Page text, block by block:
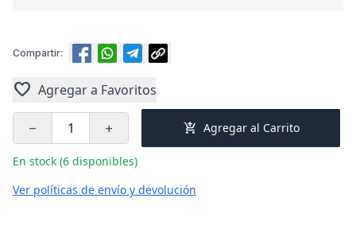
Compartir:
favorite Agregar a Favoritos
remove add add_shopping_cart Agregar al Carrito
En stock (6 disponibles)
Ver políticas de envío y devolución